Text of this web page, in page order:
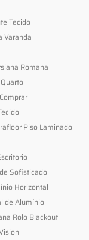
Tecido
Varanda
Romana
Piso Laminado
Sofisticado
Horizontal
de Alumínio
Rolo Blackout